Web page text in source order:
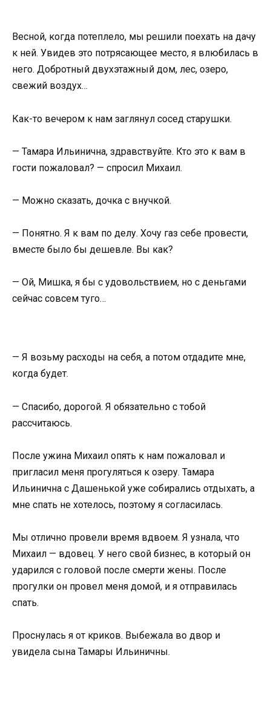
Весной, когда потеплело, мы решили поехать на дачу
к ней. Увидев это потрясающее место, я влюбилась в
него. Добротный двухэтажный дом, лес, озеро,
свежий воздух…
Как-то вечером к нам заглянул сосед старушки.
— Тамара Ильинична, здравствуйте. Кто это к вам в
гости пожаловал? — спросил Михаил.
— Можно сказать, дочка с внучкой.
— Понятно. Я к вам по делу. Хочу газ себе провести,
вместе было бы дешевле. Вы как?
— Ой, Мишка, я бы с удовольствием, но с деньгами
сейчас совсем туго…
— Я возьму расходы на себя, а потом отдадите мне,
когда будет.
— Спасибо, дорогой. Я обязательно с тобой
рассчитаюсь.
После ужина Михаил опять к нам пожаловал и
пригласил меня прогуляться к озеру. Тамара
Ильинична с Дашенькой уже собирались отдыхать, а
мне спать не хотелось, поэтому я согласилась.
Мы отлично провели время вдвоем. Я узнала, что
Михаил — вдовец. У него свой бизнес, в который он
ударился с головой после смерти жены. После
прогулки он провел меня домой, и я отправилась
спать.
Проснулась я от криков. Выбежала во двор и
увидела сына Тамары Ильиничны.